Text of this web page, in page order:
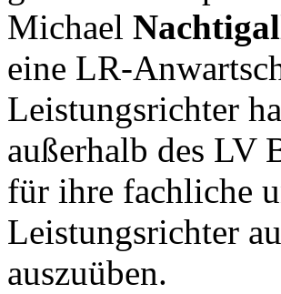
Michael
eine LR-
Leistungsrichter
außerhalb des LV
für ihre fachliche
Leistungsrichter
auszuüben.